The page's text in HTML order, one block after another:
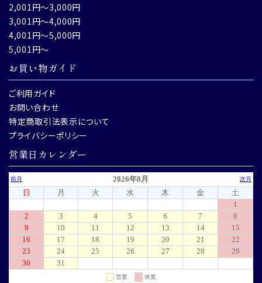
2,001円～3,000円
3,001円～4,000円
4,001円～5,000円
5,001円～
お買い物ガイド
ご利用ガイド
お問い合わせ
特定商取引法表示について
プライバシーポリシー
営業日カレンダー